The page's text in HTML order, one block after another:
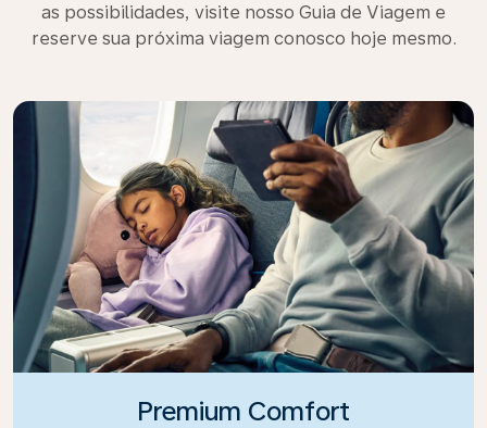
as possibilidades, visite nosso Guia de Viagem e
reserve sua próxima viagem conosco hoje mesmo.
Premium Comfort